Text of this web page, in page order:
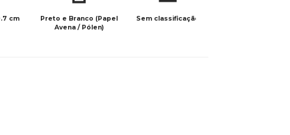
cm
Preto e Branco (Papel
Avena / Pólen)
Sem classificação